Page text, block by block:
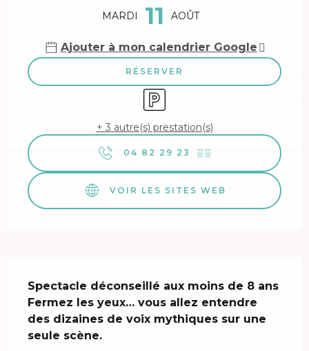
MARDI 11 AOÛT
Ajouter à mon calendrier Google
RÉSERVER
Parking
+ 3 autre(s) prestation(s)
04 82 29 23 ▒▒
VOIR LES SITES WEB
Spectacle déconseillé aux moins de 8 ans
Fermez les yeux… vous allez entendre
des dizaines de voix mythiques sur une
seule scène.